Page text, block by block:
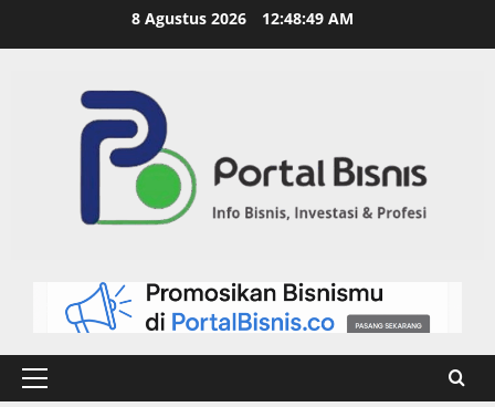
8 Agustus 2026 12:48:50 AM